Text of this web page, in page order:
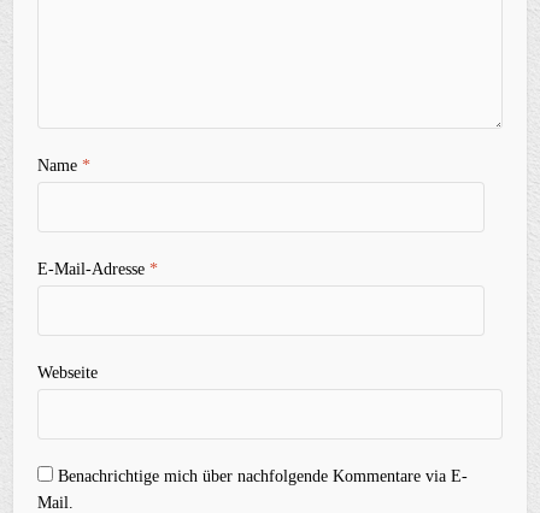
Name*
E-Mail-Adresse*
Webseite
Benachrichtige mich über nachfolgende Kommentare via E-
Mail.